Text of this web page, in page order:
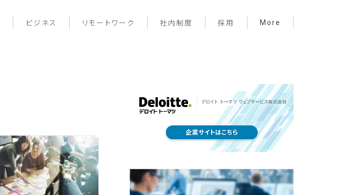
ビジネス リモートワーク 社内制度 採用 More
サーバーレス
プライベート